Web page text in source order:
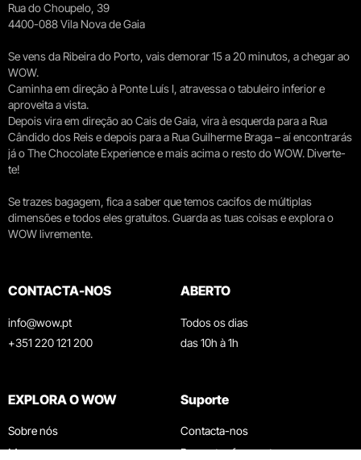
Rua do Choupelo, 39
4400-088 Vila Nova de Gaia
Se vens da Ribeira do Porto, vais demorar 15 a 20 minutos, a chegar ao
WOW.
Caminha em direção à Ponte Luís I, atravessa o tabuleiro inferior e
aproveita a vista.
Depois vira em direção ao Cais de Gaia, vira à esquerda para a Rua
Cândido dos Reis e depois para a Rua Guilherme Braga – aí encontrarás
já o The Chocolate Experience e mais acima o resto do WOW. Diverte-
te!
Se trazes bagagem, fica a saber que temos cacifos de múltiplas
dimensões e todos eles gratuitos. Guarda as tuas coisas e explora o
WOW livremente.
CONTACTA-NOS
info@wow.pt
+351 220 121 200
ABERTO
Todos os dias
das 10h à 1h
EXPLORA O WOW
Sobre nós
Museus
Suporte
Contacta-nos
Perguntas frequentes